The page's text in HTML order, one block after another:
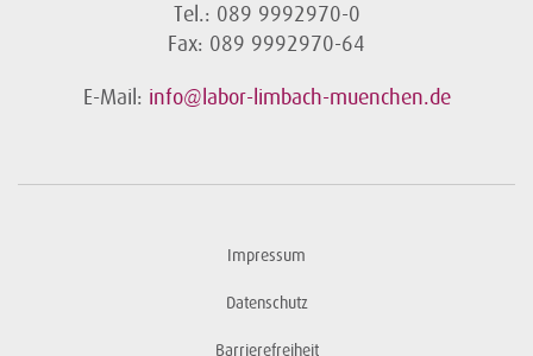
Tel.: 089 9992970-0
Fax: 089 9992970-64
E-Mail: info@labor-limbach-muenchen.de
Impressum
Datenschutz
Barrierefreiheit